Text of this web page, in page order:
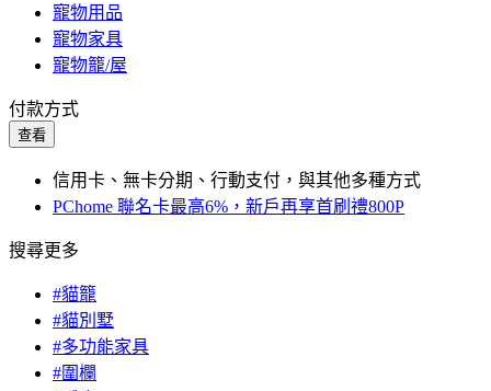
寵物用品
寵物家具
寵物籠/屋
付款方式
查看
信用卡、無卡分期、行動支付，與其他多種方式
PChome 聯名卡最高6%，新戶再享首刷禮800P
搜尋更多
#貓籠
#貓別墅
#多功能家具
#圍欄